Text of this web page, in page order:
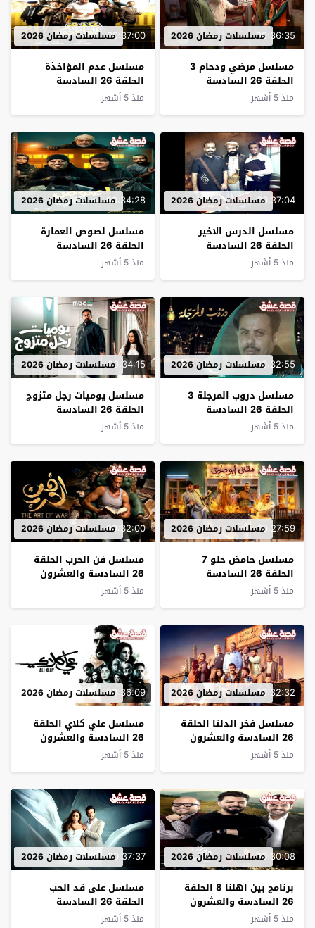
00:36:35مسلسلات رمضان 2026
مسلسل مرضي ودحام 3
الحلقة 26 السادسة
والعشرون
منذ 5 أشهر
00:37:00مسلسلات رمضان 2026
مسلسل عدم المؤاخذة
الحلقة 26 السادسة
والعشرون
منذ 5 أشهر
00:37:04مسلسلات رمضان 2026
مسلسل الدرس الاخير
الحلقة 26 السادسة
والعشرون
منذ 5 أشهر
00:34:28مسلسلات رمضان 2026
مسلسل لصوص العمارة
الحلقة 26 السادسة
والعشرون
منذ 5 أشهر
00:32:55مسلسلات رمضان 2026
مسلسل دروب المرجلة 3
الحلقة 26 السادسة
والعشرون
منذ 5 أشهر
00:34:15مسلسلات رمضان 2026
مسلسل يوميات رجل متزوج
الحلقة 26 السادسة
والعشرون
منذ 5 أشهر
00:27:59مسلسلات رمضان 2026
مسلسل حامض حلو 7
الحلقة 26 السادسة
والعشرون
منذ 5 أشهر
00:32:00مسلسلات رمضان 2026
مسلسل فن الحرب الحلقة
26 السادسة والعشرون
منذ 5 أشهر
00:32:32مسلسلات رمضان 2026
مسلسل فخر الدلتا الحلقة
26 السادسة والعشرون
منذ 5 أشهر
00:36:09مسلسلات رمضان 2026
مسلسل علي كلاي الحلقة
26 السادسة والعشرون
منذ 5 أشهر
00:30:08مسلسلات رمضان 2026
ﺑﺮﻧﺎﻣﺞ بين اهلنا 8 الحلقة
26 السادسة والعشرون
منذ 5 أشهر
00:37:37مسلسلات رمضان 2026
مسلسل على قد الحب
الحلقة 26 السادسة
والعشرون
منذ 5 أشهر